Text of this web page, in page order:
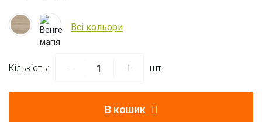
Всі кольори
Кількість: шт
В кошик